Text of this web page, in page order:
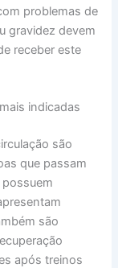
problemas de
gravidez devem
receber este
indicadas
são
que passam
são
após treinos